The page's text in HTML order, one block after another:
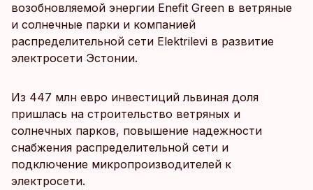
возобновляемой энергии Enefit Green в ветряные
и солнечные парки и компанией
распределительной сети Elektrilevi в развитие
электросети Эстонии.
Из 447 млн евро инвестиций львиная доля
пришлась на строительство ветряных и
солнечных парков, повышение надежности
снабжения распределительной сети и
подключение микропроизводителей к
электросети.